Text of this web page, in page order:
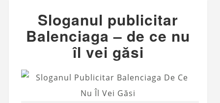
Sloganul publicitar
Balenciaga – de ce nu
îl vei găsi